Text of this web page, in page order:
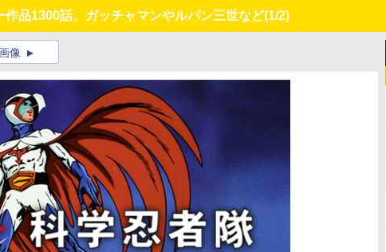
品1300話、ガッチャマンやルパン三世など(1/2)
像